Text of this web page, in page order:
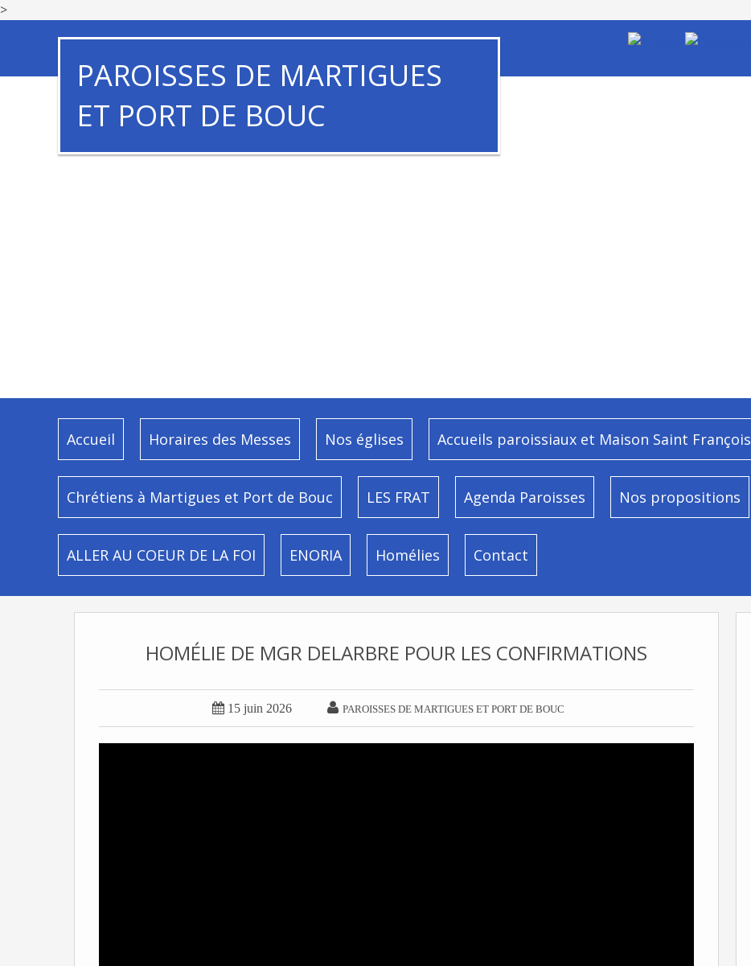
>
PAROISSES DE MARTIGUES
ET PORT DE BOUC
Accueil Horaires des Messes Nos églises Accueils paroissiaux et Maison Saint François
Chrétiens à Martigues et Port de Bouc LES FRAT Agenda Paroisses Nos propositions
ALLER AU COEUR DE LA FOI ENORIA Homélies Contact
HOMÉLIE DE MGR DELARBRE POUR LES CONFIRMATIONS
 15 juin 2026  PAROISSES DE MARTIGUES ET PORT DE BOUC